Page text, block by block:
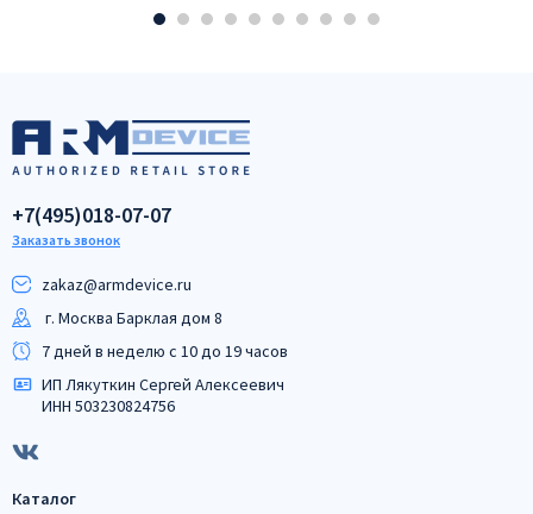
+7(495)018-07-07
Заказать звонок
zakaz@armdeviсe.ru
г. Москва Барклая дом 8
7 дней в неделю с 10 до 19 часов
ИП Лякуткин Сергей Алексеевич
ИНН 503230824756
Каталог